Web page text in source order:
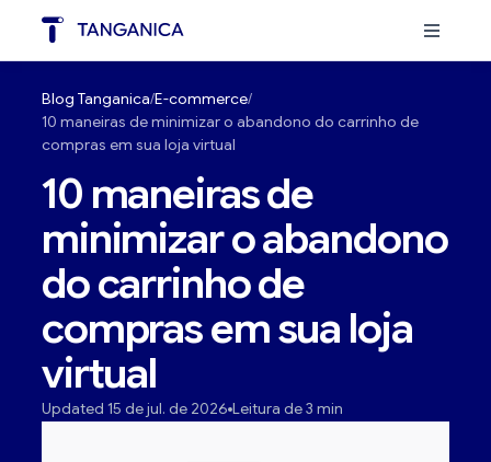
Blog Tanganica E-commerce
10 maneiras de minimizar o abandono do carrinho de
compras em sua loja virtual
10 maneiras de
minimizar o abandono
do carrinho de
compras em sua loja
virtual
Updated 15 de jul. de 2026 Leitura de 3 min